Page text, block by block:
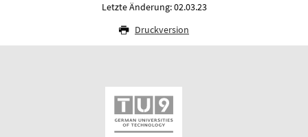
Letzte Änderung: 02.03.23
Druckversion